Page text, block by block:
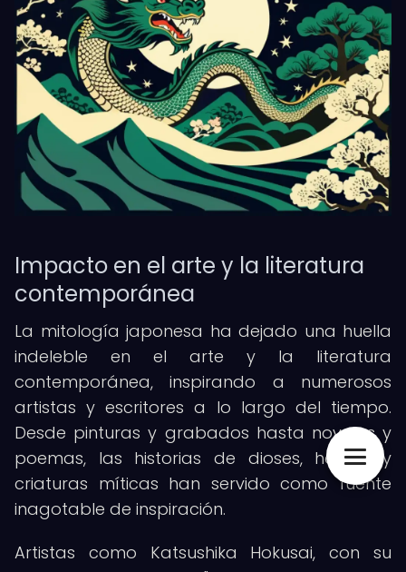
Impacto en el arte y la literatura
contemporánea
La mitología japonesa ha dejado una huella
indeleble en el arte y la literatura
contemporánea, inspirando a numerosos
artistas y escritores a lo largo del tiempo.
Desde pinturas y grabados hasta novelas y
poemas, las historias de dioses, héroes y
criaturas míticas han servido como fuente
inagotable de inspiración.
Artistas como Katsushika Hokusai, con su